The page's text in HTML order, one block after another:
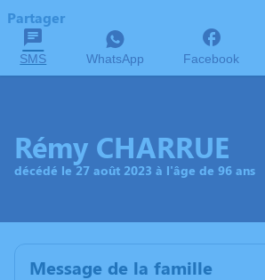
Partager
SMS WhatsApp Facebook
Rémy CHARRUE
décédé le 27 août 2023 à l'âge de 96 ans
Message de la famille